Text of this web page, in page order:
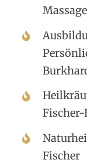
Fischer